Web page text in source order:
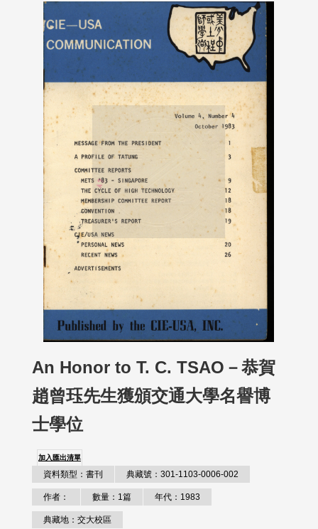
An Honor to T. C. TSAO－恭賀
趙曾珏先生獲頒交通大學名譽博
士學位
加入匯出清單
資料類型：書刊 典藏號：301-1103-0006-002
作者： 數量：1篇 年代：1983
典藏地：交大校區